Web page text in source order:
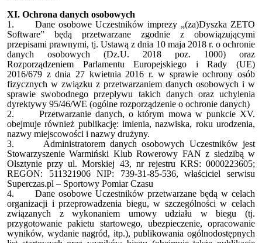
XI. Ochrona danych osobowych
1. Dane osobowe Uczestników imprezy „(za)Dyszka ZETO
Software” będą przetwarzane zgodnie z obowiązującymi
przepisami prawnymi, tj. Ustawą z dnia 10 maja 2018 r. o ochronie
danych osobowych (Dz.U. 2018 poz. 1000) oraz
Rozporządzeniem Parlamentu Europejskiego i Rady (UE)
2016/679 z dnia 27 kwietnia 2016 r. w sprawie ochrony osób
fizycznych w związku z przetwarzaniem danych osobowych i w
sprawie swobodnego przepływu takich danych oraz uchylenia
dyrektywy 95/46/WE (ogólne rozporządzenie o ochronie danych)
2. Przetwarzanie danych, o którym mowa w punkcie XV.
obejmuje również publikację: imienia, nazwiska, roku urodzenia,
nazwy miejscowości i nazwy drużyny.
3. Administratorem danych osobowych Uczestników jest
Stowarzyszenie Warmiński Klub Rowerowy FAN z siedzibą w
Olsztynie przy ul. Morskiej 43, nr rejestru KRS: 0000223605;
REGON: 511321906 NIP: 739-31-85-536, właściciel serwisu
Superczas.pl – Sportowy Pomiar Czasu
4. Dane osobowe Uczestników przetwarzane będą w celach
organizacji i przeprowadzenia biegu, w szczególności w celach
związanych z wykonaniem umowy udziału w biegu (tj.
przygotowanie pakietu startowego, ubezpieczenie, opracowanie
wyników, wydanie nagród, itp.), publikowania ogólnodostępnych